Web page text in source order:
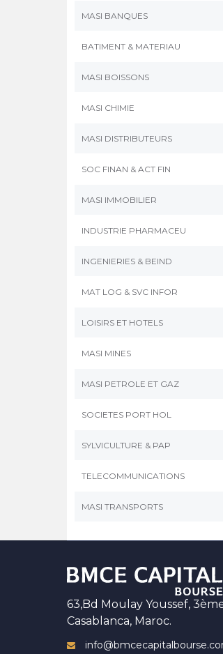
MASI BANQUES
BATIMENT & MATERIAU
MASI BOISSONS
MASI CHIMIE
MASI DISTRIBUTEURS
SOC FINAN & ACT FIN
MASI IMMOBILIER
INDUSTRIE PHARMACEU
INGENIERIES & BEIND
MAT LOG & SVC INFOR
LOISIRS ET HOTELS
MASI MINES
MASI PETROLE ET GAZ
SOCIETES PORT HOL
SYLVICULTURE & PAP
TELECOMMUNICATIONS
MASI TRANSPORTS
63,Bd Moulay Youssef,
Casablanca, Maroc.